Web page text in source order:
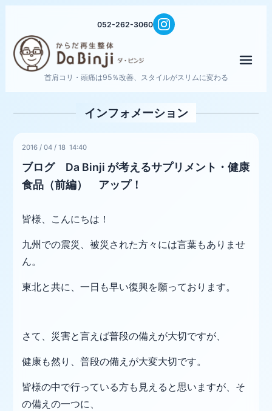
052-262-3060
首肩コリ・頭痛は95％改善、スタイルがスリムに変わる
インフォメーション
2016 /04 /18 14:40
ブログ Da Binji が考えるサプリメント・健康
食品（前編） アップ！
皆様、こんにちは！
九州での震災、被災された方々には言葉もありませ
ん。
東北と共に、一日も早い復興を願っております。
さて、災害と言えば普段の備えが大切ですが、
健康も然り、普段の備えが大変大切です。
皆様の中で行っている方も見えると思いますが、そ
の備えの一つに、